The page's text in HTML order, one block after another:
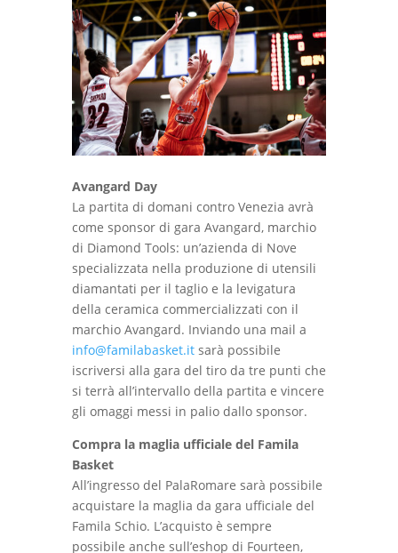
Avangard Day
La partita di domani contro Venezia avrà
come sponsor di gara Avangard, marchio
di Diamond Tools: un’azienda di Nove
specializzata nella produzione di utensili
diamantati per il taglio e la levigatura
della ceramica commercializzati con il
marchio Avangard. Inviando una mail a
info@familabasket.itsarà possibile
iscriversi alla gara del tiro da tre punti che
si terrà all’intervallo della partita e vincere
gli omaggi messi in palio dallo sponsor.
Compra la maglia ufficiale del Famila
Basket
All’ingresso del PalaRomare sarà possibile
acquistare la maglia da gara ufficiale del
Famila Schio. L’acquisto è sempre
possibile anche sull’eshop di Fourteen,